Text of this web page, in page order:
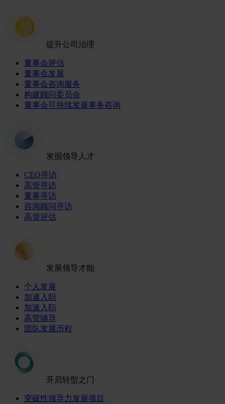
提升公司治理
董事会评估
董事会发展
董事会咨询服务
构建顾问委员会
董事会可持续发展事务咨询
发掘领导人才
CEO寻访
高管寻访
董事寻访
咨询顾问寻访
高管评估
发展领导才能
个人发展
加速入职
加速入职
高管辅导
团队发展历程
开启转型之门
突破性领导力发展项目